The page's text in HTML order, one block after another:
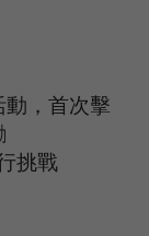
動，首次擊
挑戰